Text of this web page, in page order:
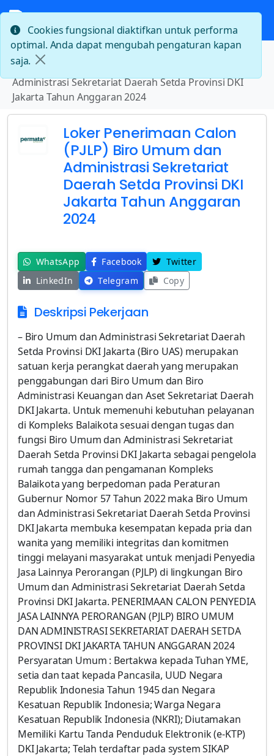
Beranda
Loker Penerimaan Calon (PJLP) Biro Umum dan
Administrasi Sekretariat Daerah Setda Provinsi DKI
Jakarta Tahun Anggaran 2024
Loker Penerimaan Calon
(PJLP) Biro Umum dan
Administrasi Sekretariat
Daerah Setda Provinsi DKI
Jakarta Tahun Anggaran
2024
WhatsApp Facebook
Twitter
LinkedIn
Telegram Copy
Deskripsi Pekerjaan
– Biro Umum dan Administrasi Sekretariat Daerah
Setda Provinsi DKI Jakarta (Biro UAS) merupakan
satuan kerja perangkat daerah yang merupakan
penggabungan dari Biro Umum dan Biro
Administrasi Keuangan dan Aset Sekretariat Daerah
DKI Jakarta. Untuk memenuhi kebutuhan pelayanan
di Kompleks Balaikota sesuai dengan tugas dan
fungsi Biro Umum dan Administrasi Sekretariat
Daerah Setda Provinsi DKI Jakarta sebagai pengelola
rumah tangga dan pengamanan Kompleks
Balaikota yang berpedoman pada Peraturan
Gubernur Nomor 57 Tahun 2022 maka Biro Umum
dan Administrasi Sekretariat Daerah Setda Provinsi
DKI Jakarta membuka kesempatan kepada pria dan
wanita yang memiliki integritas dan komitmen
tinggi melayani masyarakat untuk menjadi Penyedia
Jasa Lainnya Perorangan (PJLP) di lingkungan Biro
Umum dan Administrasi Sekretariat Daerah Setda
Provinsi DKI Jakarta. PENERIMAAN CALON PENYEDIA
JASA LAINNYA PERORANGAN (PJLP) BIRO UMUM
DAN ADMINISTRASI SEKRETARIAT DAERAH SETDA
PROVINSI DKI JAKARTA TAHUN ANGGARAN 2024
Persyaratan Umum : Bertakwa kepada Tuhan YME,
setia dan taat kepada Pancasila, UUD Negara
Republik Indonesia Tahun 1945 dan Negara
Kesatuan Republik Indonesia; Warga Negara
Kesatuan Republik Indonesia (NKRI); Diutamakan
Memiliki Kartu Tanda Penduduk Elektronik (e-KTP)
DKI Jakarta; Telah terdaftar pada system SIKAP
Cookies fungsional diaktifkan untuk performa
optimal. Anda dapat mengubah pengaturan kapan
saja.